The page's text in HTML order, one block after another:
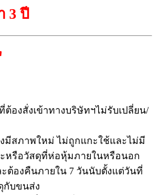
3 ปี
ต้องสั่งเข้าทางบริษัทฯไม่รับเปลี่ยน/
มีสภาพใหม่ ไม่ถูกแกะใช้และไม่มี
ะหรือวัสดุที่ห่อหุ้มภายในหรือนอก
ต้องคืนภายใน 7 วันนับตั้งแต่วันที่
กับขนส่ง